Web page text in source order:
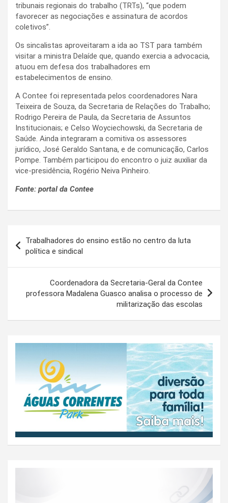
tribunais regionais do trabalho (TRTs), “que podem
favorecer as negociações e assinatura de acordos
coletivos”.
Os sincalistas aproveitaram a ida ao TST para também
visitar a ministra Delaíde que, quando exercia a advocacia,
atuou em defesa dos trabalhadores em
estabelecimentos de ensino.
A Contee foi representada pelos coordenadores Nara
Teixeira de Souza, da Secretaria de Relações do Trabalho;
Rodrigo Pereira de Paula, da Secretaria de Assuntos
Institucionais; e Celso Woyciechowski, da Secretaria de
Saúde. Ainda integraram a comitiva os assessores
jurídico, José Geraldo Santana, e de comunicação, Carlos
Pompe. Também participou do encontro o juiz auxiliar da
vice-presidência, Rogério Neiva Pinheiro.
Fonte: portal da Contee
de
Post
Trabalhadores do ensino estão no centro da luta
política e sindical
Coordenadora da Secretaria-Geral da Contee
professora Madalena Guasco analisa o processo de
militarização das escolas